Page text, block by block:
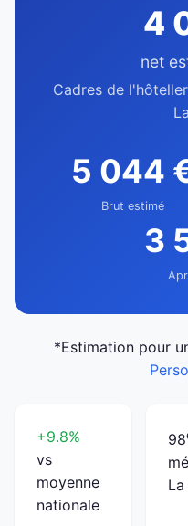
4
net
Cadres de
5 044
Brut estimé
3
*Estimation pour
+9.8%
vs
moyenne
nationale
98